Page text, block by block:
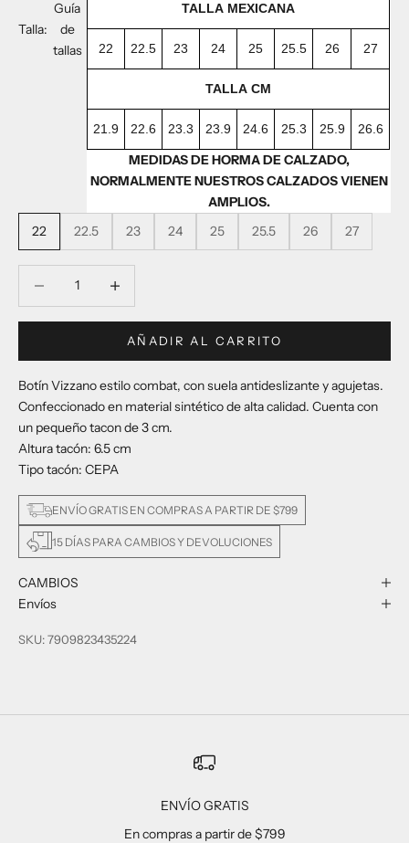
Talla:
Guía
de
tallas
TALLA MEXICANA
22 22.5 23 24 25 25.5 26 27
TALLA CM
21.9 22.6 23.3 23.9 24.6 25.3 25.9 26.6
MEDIDAS DE HORMA DE CALZADO,
NORMALMENTE NUESTROS CALZADOS VIENEN
AMPLIOS.
22
22.5 23 24 25 25.5 26 27
AÑADIR AL CARRITO
Botín Vizzano estilo combat, con suela antideslizante y agujetas.
Confeccionado en material sintético de alta calidad. Cuenta con
un pequeño tacon de 3 cm.
Altura tacón: 6.5 cm
Tipo tacón: CEPA
ENVÍO GRATIS EN COMPRAS A PARTIR DE $799
15 DÍAS PARA CAMBIOS Y DEVOLUCIONES
CAMBIOS
Envíos
SKU: 7909823435224
ENVÍO GRATIS
En compras a partir de $799